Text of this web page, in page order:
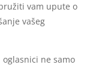
vam upute o
vašeg
ne samo